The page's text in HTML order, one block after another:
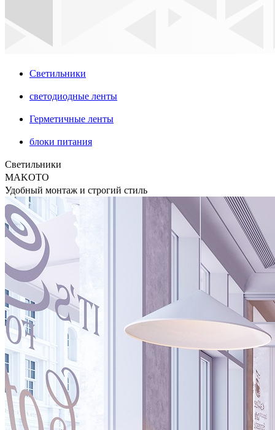
Светильники
светодиодные ленты
Герметичные ленты
блоки питания
Светильники
MAKOTO
Удобный монтаж и строгий стиль